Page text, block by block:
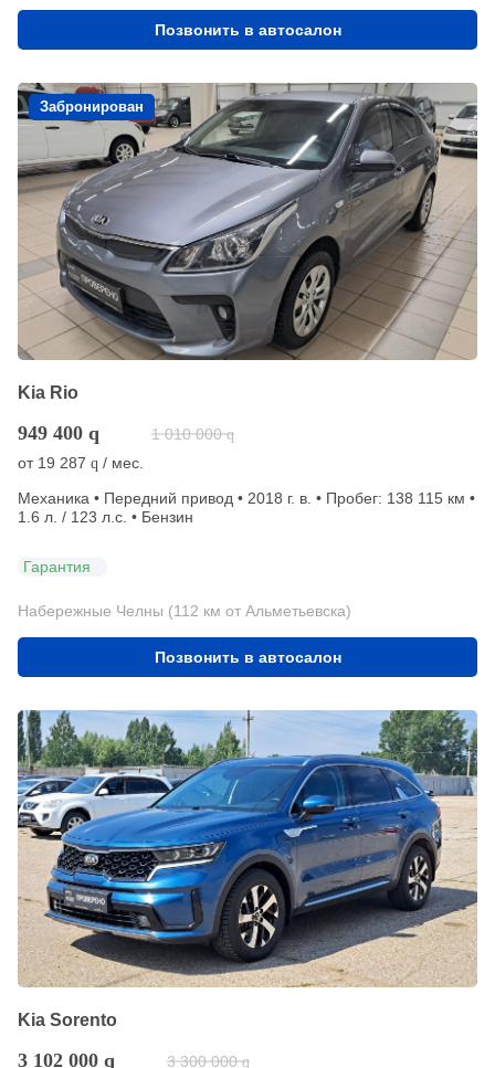
Позвонить в автосалон
Забронирован
Kia Rio
949 400 q 1 010 000 q
от 19 287 q / мес.
Механика • Передний привод • 2018 г. в. • Пробег: 138 115 км •
1.6 л. / 123 л.с. • Бензин
Гарантия
Набережные Челны (112 км от Альметьевска)
Позвонить в автосалон
Kia Sorento
3 102 000 q 3 300 000 q